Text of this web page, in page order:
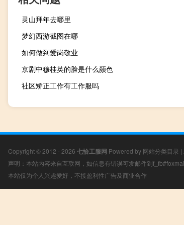
灵山拜年去哪里
梦幻西游截图在哪
如何做到爱岗敬业
京剧中穆桂英的脸是什么颜色
社区矫正工作有工作服吗
Copyright © 2012 - 2026 七恰工服网 Powered by 网站分类目录 |
声明：本站内容来自互联网，如信息有错误可发邮件到
本站仅为个人兴趣爱好，不接盈利性广告及商业合作